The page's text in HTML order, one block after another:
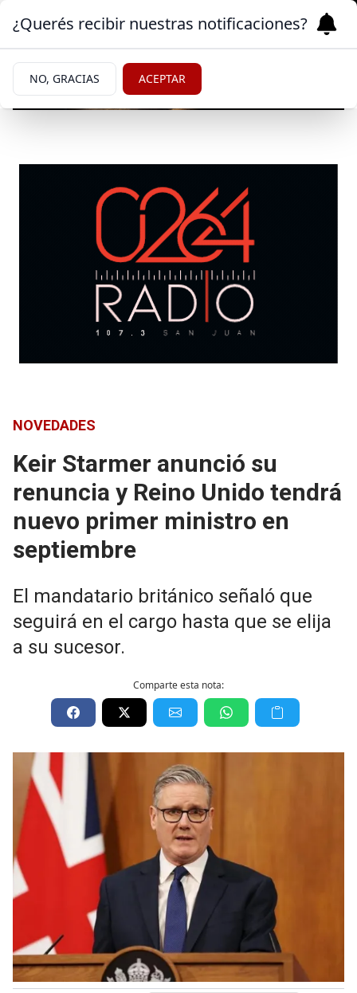
NOVEDADES
Keir Starmer anunció su
renuncia y Reino Unido tendrá
nuevo primer ministro en
septiembre
El mandatario británico señaló que
seguirá en el cargo hasta que se elija
a su sucesor.
Comparte esta nota:
¿Querés recibir nuestras notificaciones?
NO, GRACIAS ACEPTAR